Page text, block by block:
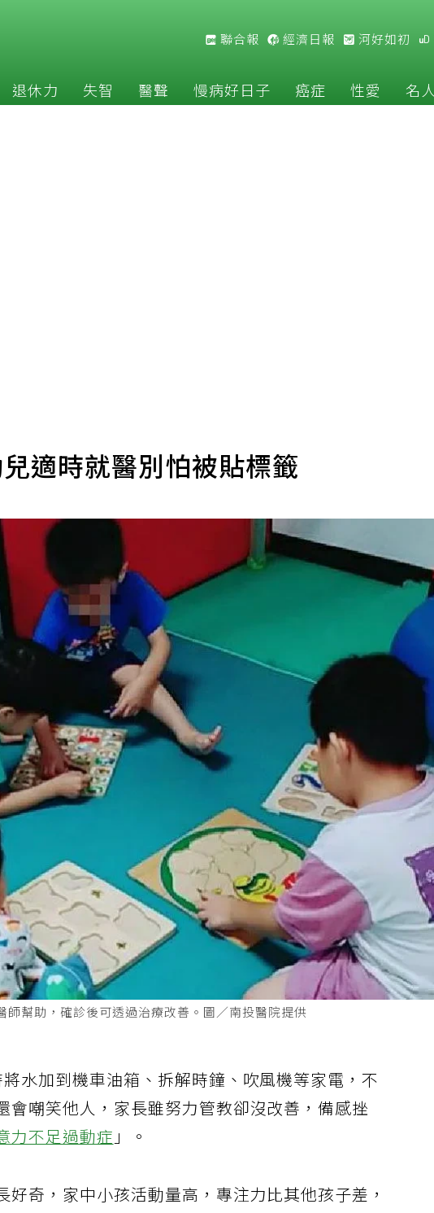
聯合報 經濟日報 河好如初
退休力 失智 醫聲 慢病好日子 癌症 性愛 名人
適時就醫別怕被貼標籤
幫助，確診後可透過治療改善。圖／南投醫院提供
水加到機車油箱、拆解時鐘、吹風機等家電，不
會嘲笑他人，家長雖努力管教卻沒改善，備感挫
力不足過動症」。
奇，家中小孩活動量高，專注力比其他孩子差，